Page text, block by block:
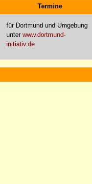
Termine
für Dortmund und Umgebung
unter www.dortmund-
initiativ.de